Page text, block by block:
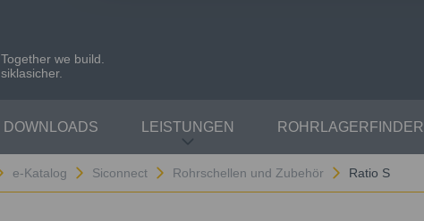
Together we build.
siklasicher.
DOWNLOADS LEISTUNGEN ROHRLAGERFINDER
e-Katalog Siconnect Rohrschellen und Zubehör Ratio S